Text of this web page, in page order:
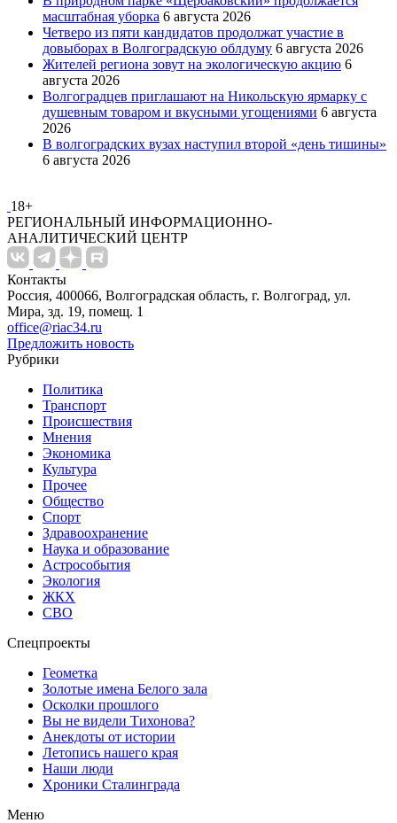
масштабная уборка 6 августа 2026
Четверо из пяти кандидатов продолжат участие в
довыборах в Волгоградскую облдуму 6 августа 2026
Жителей региона зовут на экологическую акцию 6
августа 2026
Волгоградцев приглашают на Никольскую ярмарку с
душевным товаром и вкусными угощениями 6 августа
2026
В волгоградских вузах наступил второй «день тишины»
6 августа 2026
18+
РЕГИОНАЛЬНЫЙ ИНФОРМАЦИОННО-
АНАЛИТИЧЕСКИЙ ЦЕНТР
Контакты
Россия, 400066, Волгоградская область, г. Волгоград, ул.
Мира, зд. 19, помещ. 1
office@riac34.ru
Предложить новость
Рубрики
Политика
Транспорт
Происшествия
Мнения
Экономика
Культура
Прочее
Общество
Спорт
Здравоохранение
Наука и образование
Астрособытия
Экология
ЖКХ
СВО
Спецпроекты
Геометка
Золотые имена Белого зала
Осколки прошлого
Вы не видели Тихонова?
Анекдоты от истории
Летопись нашего края
Наши люди
Хроники Сталинграда
Меню